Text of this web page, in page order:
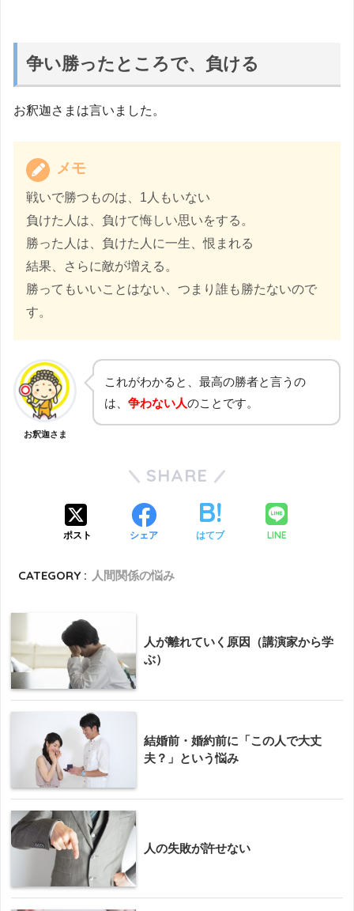
争い勝ったところで、負ける
お釈迦さまは言いました。
メモ
戦いで勝つものは、1人もいない
負けた人は、負けて悔しい思いをする。
勝った人は、負けた人に一生、恨まれる
結果、さらに敵が増える。
勝ってもいいことはない、つまり誰も勝たないので
す。
お釈迦さま
これがわかると、最高の勝者と言うの
は、 争わない人のことです。
SHARE
ポスト シェア はてブ LINE
CATEGORY : 人間関係の悩み
人が離れていく原因（講演家から学
ぶ）
結婚前・婚約前に「この人で大丈
夫？」という悩み
人の失敗が許せない